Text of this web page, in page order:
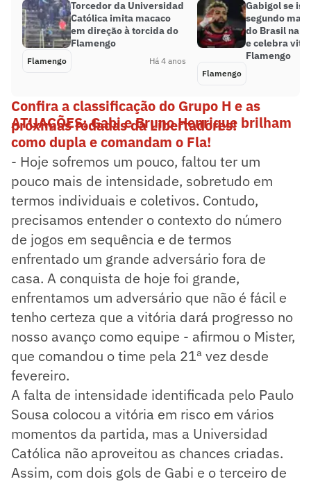
Torcedor da Universidad
Católica imita macaco
em direção à torcida do
Flamengo
Flamengo Há 4 anos
Gabigol se
segundo
do Brasil na
e celebra
Flamengo
Flamengo
Confira a classificação do Grupo H e as
próximas rodadas da Libertadores!
ATUAÇÕES: Gabi e Bruno Henrique brilham
como dupla e comandam o Fla!
- Hoje sofremos um pouco, faltou ter um
pouco mais de intensidade, sobretudo em
termos individuais e coletivos. Contudo,
precisamos entender o contexto do número
de jogos em sequência e de termos
enfrentado um grande adversário fora de
casa. A conquista de hoje foi grande,
enfrentamos um adversário que não é fácil e
tenho certeza que a vitória dará progresso no
nosso avanço como equipe - afirmou o Mister,
que comandou o time pela 21ª vez desde
fevereiro.
A falta de intensidade identificada pelo Paulo
Sousa colocou a vitória em risco em vários
momentos da partida, mas a Universidad
Católica não aproveitou as chances criadas.
Assim, com dois gols de Gabi e o terceiro de